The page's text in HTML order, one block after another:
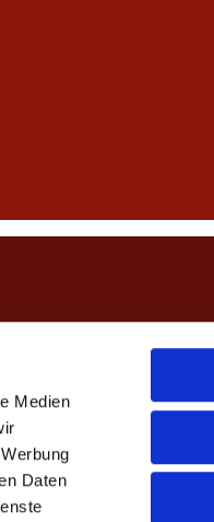
Medien
Daten